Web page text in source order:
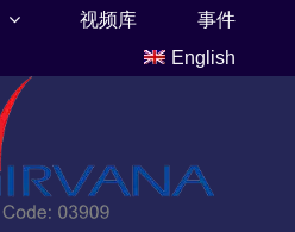
视频库
事件
English